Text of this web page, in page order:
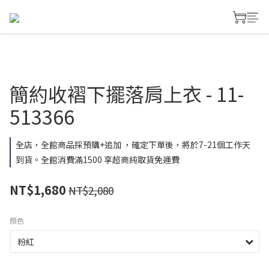
簡約收褶下擺落肩上衣 - 11-
513366
全店，全館商品採預購+追加 ，確定下單後，將於7-21個工作天
到貨。全館消費滿1500 享超商純取貨免運費
NT$1,680 NT$2,080
顏色